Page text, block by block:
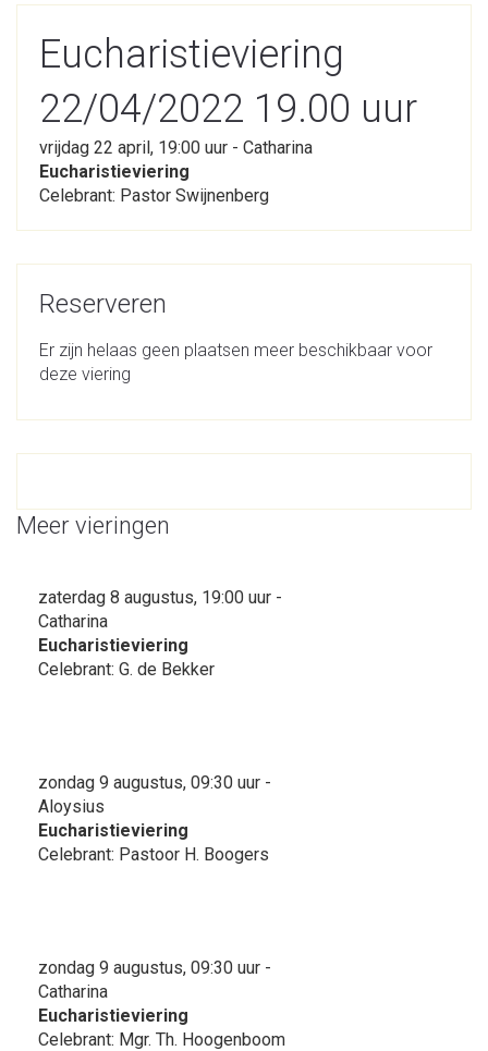
Eucharistieviering
22/04/2022 19.00 uur
vrijdag 22 april, 19:00 uur - Catharina
Eucharistieviering
Celebrant: Pastor Swijnenberg
Reserveren
Er zijn helaas geen plaatsen meer beschikbaar voor
deze viering
Meer vieringen
zaterdag 8 augustus, 19:00 uur -
Catharina
Eucharistieviering
Celebrant: G. de Bekker
zondag 9 augustus, 09:30 uur -
Aloysius
Eucharistieviering
Celebrant: Pastoor H. Boogers
zondag 9 augustus, 09:30 uur -
Catharina
Eucharistieviering
Celebrant: Mgr. Th. Hoogenboom